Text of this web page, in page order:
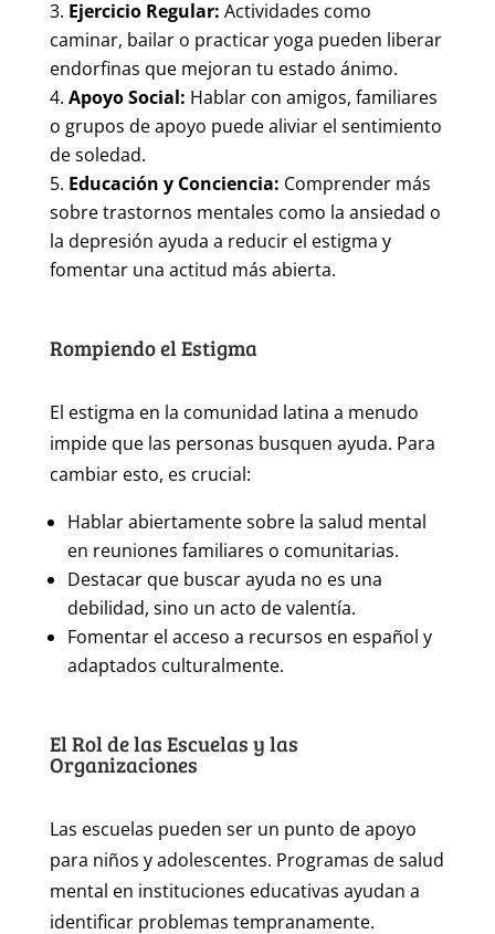
Ejercicio Regular: Actividades como
caminar, bailar o practicar yoga pueden liberar
endorfinas que mejoran tu estado ánimo.
Apoyo Social: Hablar con amigos, familiares
o grupos de apoyo puede aliviar el sentimiento
de soledad.
Educación y Conciencia: Comprender más
sobre trastornos mentales como la ansiedad o
la depresión ayuda a reducir el estigma y
fomentar una actitud más abierta.
Rompiendo el Estigma
El estigma en la comunidad latina a menudo
impide que las personas busquen ayuda. Para
cambiar esto, es crucial:
Hablar abiertamente sobre la salud mental
en reuniones familiares o comunitarias.
Destacar que buscar ayuda no es una
debilidad, sino un acto de valentía.
Fomentar el acceso a recursos en español y
adaptados culturalmente.
El Rol de las Escuelas y las
Organizaciones
Las escuelas pueden ser un punto de apoyo
para niños y adolescentes. Programas de salud
mental en instituciones educativas ayudan a
identificar problemas tempranamente.